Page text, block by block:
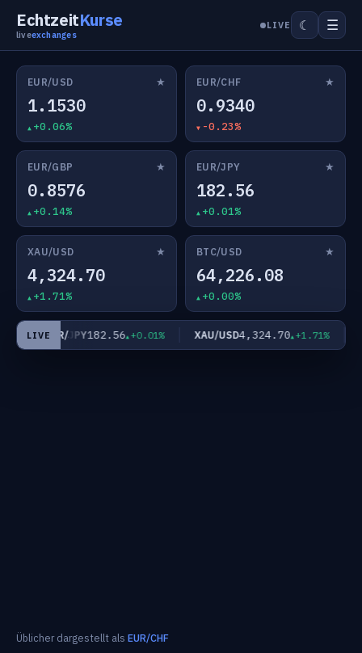
EchtzeitKurse
liveexchanges
LIVE ☾ ☰
EUR/USD ★
1.1530
+0.06%
EUR/CHF ★
0.9340
-0.23%
EUR/GBP ★
0.8576
+0.14%
EUR/JPY ★
182.56
+0.01%
XAU/USD ★
4,324.70
+1.71%
BTC/USD ★
64,226.08
+0.00%
LIVEEUR/JPY182.56 +0.01% XAU/USD4,324.70 +1.71%
Üblicher dargestellt als EUR/CHF